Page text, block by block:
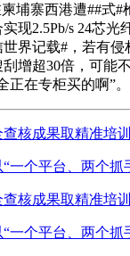
埔寨西港遭##式
现2.5Pb/s 24芯光
界记载#，若有侵
增超30倍，可能
正在专柜买的啊”。
核成果取精准培
一个平台、两个抓
核成果取精准培
一个平台、两个抓